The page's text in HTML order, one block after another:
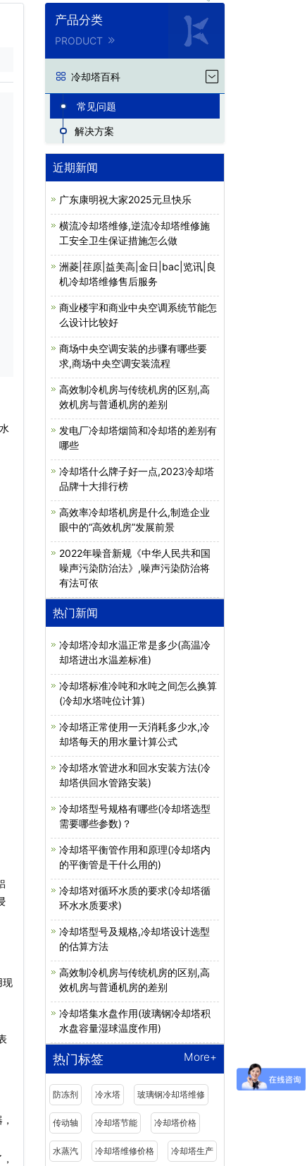
现
产品分类
PRODUCT
冷却塔百科
常见问题
解决方案
近期新闻
广东康明祝大家2025元旦快乐
横流冷却塔维修,逆流冷却塔维修施
工安全卫生保证措施怎么做
洲菱|荏原|益美高|金日|bac|览讯|良
机冷却塔维修售后服务
商业楼宇和商业中央空调系统节能怎
么设计比较好
商场中央空调安装的步骤有哪些要
求,商场中央空调安装流程
高效制冷机房与传统机房的区别,高
效机房与普通机房的差别
发电厂冷却塔烟筒和冷却塔的差别有
哪些
冷却塔什么牌子好一点,2023冷却塔
品牌十大排行榜
高效率冷却塔机房是什么,制造企业
眼中的“高效机房”发展前景
2022年噪音新规《中华人民共和国
噪声污染防治法》,噪声污染防治将
有法可依
热门新闻
冷却塔冷却水温正常是多少(高温冷
却塔进出水温差标准)
冷却塔标准冷吨和水吨之间怎么换算
(冷却水塔吨位计算)
冷却塔正常使用一天消耗多少水,冷
却塔每天的用水量计算公式
冷却塔水管进水和回水安装方法(冷
却塔供回水管路安装)
冷却塔型号规格有哪些(冷却塔选型
需要哪些参数)？
冷却塔平衡管作用和原理(冷却塔内
的平衡管是干什么用的)
冷却塔对循环水质的要求(冷却塔循
环水水质要求)
冷却塔型号及规格,冷却塔设计选型
的估算方法
高效制冷机房与传统机房的区别,高
效机房与普通机房的差别
冷却塔集水盘作用(玻璃钢冷却塔积
水盘容量湿球温度作用)
热门标签 More+
防冻剂 冷水塔 玻璃钢冷却塔维修
传动轴 冷却塔节能 冷却塔价格
水蒸汽 冷却塔维修价格 冷却塔生产